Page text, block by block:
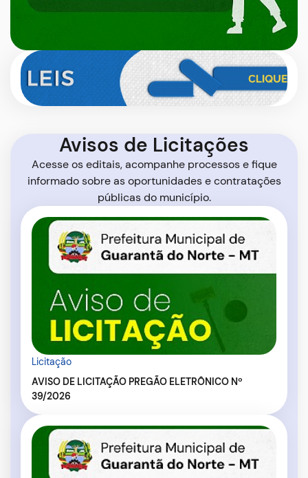
Banner One Abaixo de Notícias e Serviços
Banner
Banco
de
Avisos de Licitações
Avisos de Licitações
Acesse os editais, acompanhe processos e fique
informado sobre as oportunidades e contratações
públicas do município.
Licitação
AVISO DE LICITAÇÃO PREGÃO ELETRÔNICO Nº
39/2026